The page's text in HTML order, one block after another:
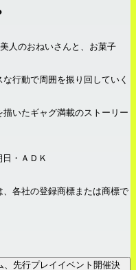
人のおねいさんと、お菓子
行動で周囲を振り回していく
いたギャグ満載のストーリー
・ＡＤＫ
各社の登録商標または商標で
、先行プレイイベント開催決